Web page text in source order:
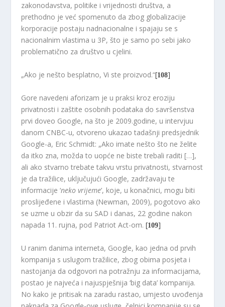
zakonodavstva, politike i vrijednosti društva, a
prethodno je već spomenuto da zbog globalizacije
korporacije postaju nadnacionalne i spajaju se s
nacionalnim vlastima u 3P, što je samo po sebi jako
problematično za društvo u cjelini.
„Ako je nešto besplatno, Vi ste proizvod.“[108]
Gore navedeni aforizam je u praksi kroz eroziju
privatnosti i zaštite osobnih podataka do savršenstva
prvi doveo Google, na što je 2009.godine, u intervjuu
danom CNBC-u, otvoreno ukazao tadašnji predsjednik
Google-a, Eric Schmidt: „Ako imate nešto što ne želite
da itko zna, možda to uopće ne biste trebali raditi […],
ali ako stvarno trebate takvu vrstu privatnosti, stvarnost
je da tražilice, uključujući Google, zadržavaju te
informacije ‘neko vrijeme’, koje, u konačnici, mogu biti
proslijeđene i vlastima (Newman, 2009), pogotovo ako
se uzme u obzir da su SAD i danas, 22 godine nakon
napada 11. rujna, pod Patriot Act-om.[109]
U ranim danima interneta, Google, kao jedna od prvih
kompanija s uslugom tražilice, zbog obima posjeta i
nastojanja da odgovori na potražnju za informacijama,
postao je najveća i najuspješnija ‘big data’ kompanija.
No kako je pritisak na zaradu rastao, umjesto uvođenja